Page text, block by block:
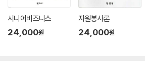
시니어비즈니스
24,000원
자원봉사론
24,000원